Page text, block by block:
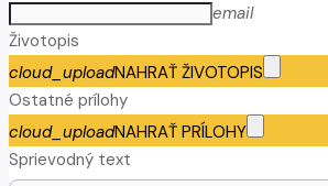
email
Životopis
cloud_uploadNAHRAŤ ŽIVOTOPIS
Ostatné prílohy
cloud_uploadNAHRAŤ PRÍLOHY
Sprievodný text